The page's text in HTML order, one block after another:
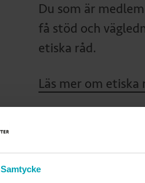
Samtycke
Du som är
få stöd och
etiska råd.
Läs mer om
Ansvarig för sida:
Christina Lundqvist